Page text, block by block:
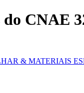
do CNAE
& MATERIAIS